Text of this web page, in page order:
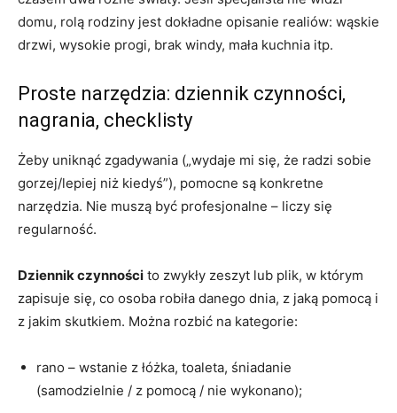
domu, rolą rodziny jest dokładne opisanie realiów: wąskie
drzwi, wysokie progi, brak windy, mała kuchnia itp.
Proste narzędzia: dziennik czynności,
nagrania, checklisty
Żeby uniknąć zgadywania („wydaje mi się, że radzi sobie
gorzej/lepiej niż kiedyś”), pomocne są konkretne
narzędzia. Nie muszą być profesjonalne – liczy się
regularność.
Dziennik czynności to zwykły zeszyt lub plik, w którym
zapisuje się, co osoba robiła danego dnia, z jaką pomocą i
z jakim skutkiem. Można rozbić na kategorie:
rano – wstanie z łóżka, toaleta, śniadanie
(samodzielnie / z pomocą / nie wykonano);